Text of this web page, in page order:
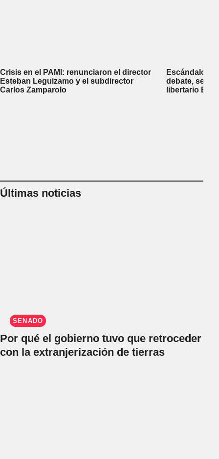
Crisis en el PAMI: renunciaron el director
Esteban Leguizamo y el subdirector
Carlos Zamparolo
Escándalo
debate, se
libertario
Últimas noticias
SENADO
Por qué el gobierno tuvo que retroceder
con la extranjerización de tierras